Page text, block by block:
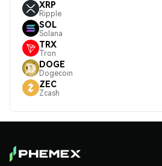
XRP
Ripple
SOL
Solana
TRX
Tron
DOGE
Dogecoin
ZEC
Zcash